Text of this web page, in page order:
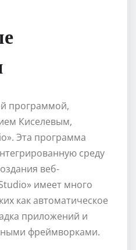
программой,
Киселевым,
Эта программа
среду
веб-
имеет много
как автоматическое
приложений и
фреймворками.